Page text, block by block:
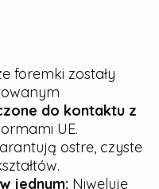
foremki zostały
do kontaktu z
UE.
ostre, czyste
jednym: Niweluje